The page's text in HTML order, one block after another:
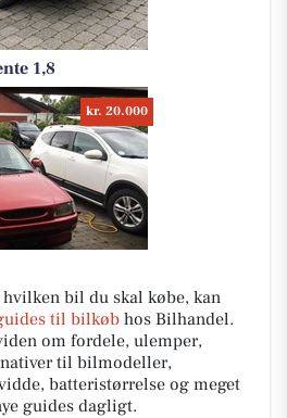
1,8
kr. 20.000
bil du skal købe, kan
til bilkøb hos Bilhandel.
om fordele, ulemper,
til bilmodeller,
batteristørrelse og meget
guides dagligt.